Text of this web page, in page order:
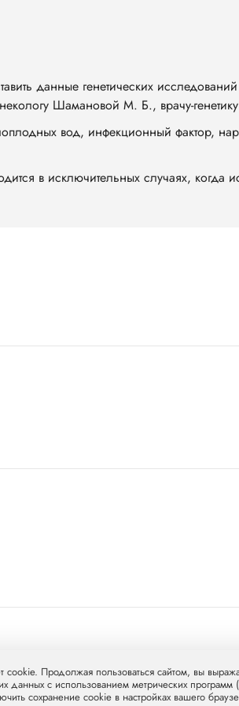
данные генетических
Шамановой М. Б., врачу-
вод, инфекционный фактор,
в исключительных случаях, когда
. Все права защищены. ООО «ХАВЕН»
cookie. Продолжая пользоваться сайтом, вы
данных с использованием метрических программ
сохранение cookie в настройках вашего